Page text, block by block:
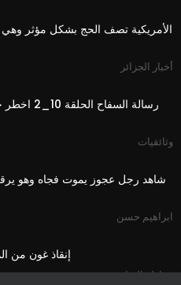
أخبار الجزائر
وثائقيات
شاهد رجل عجوز يموت فجاه وهو
ابراهيم حسن
مقاطع القناص